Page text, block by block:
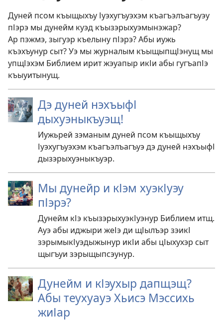
Дуней псом къыщыхъу Іуэхугъуэхэм къагъэлъагъуэу
пІэрэ мы дунейм куэд къызэрыхуэмынэжар?
Ар пэжмэ, зыгуэр къелыну пІэрэ? Абы иужь
къэхъунур сыт? Уэ мы журналым къыщыпщІэнущ мы
упщІэхэм Библием ирит жэуапыр икІи абы гугъапІэ
къыуитынущ.
Дэ дуней нэхъыфІ
дыхуэныкъуэщ!
Иужьрей зэманым дуней псом къыщыхъу
Іуэхугъуэхэм къагъэлъагъуэ дэ дуней нэхъыфІ
дызэрыхуэныкъуэр.
Мы дунейр и кІэм хуэкІуэу
пІэрэ?
Дунейм кІэ къызэрыхуэкІуэнур Библием итщ.
Ауэ абы иджыри жеІэ ди щІылъэр зэикІ
зэрымыкІуэдыжынур икІи абы цІыхухэр сыт
щыгъуи зэрыщыпсэунур.
Дунейм и кІэухыр дапщэщ?
Абы теухуауэ Хьисэ Мэссихь
жиІар